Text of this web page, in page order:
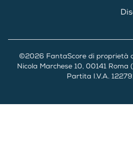
©2026 FantaScore di proprietà
Nicola Marchese 10, 00141 Roma
Partita I.V.A.